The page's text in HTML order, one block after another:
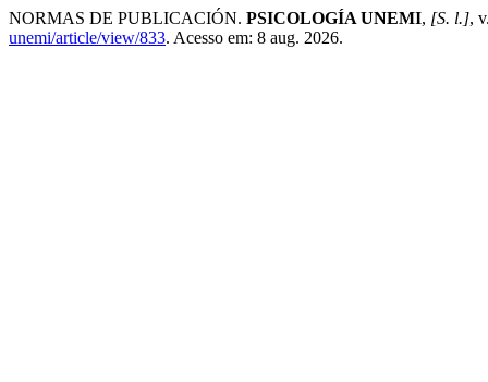
NORMAS DE PUBLICACIÓN. PSICOLOGÍA UNEMI, [S. l.],
unemi/article/view/833. Acesso em: 8 aug. 2026.